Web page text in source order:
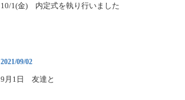
10/1(金) 内定式を執り行いました
2021/09/02
9月1日 友達と